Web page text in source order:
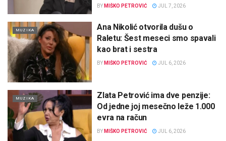
BY MIŠKO PETROVIĆ JUL 7, 2026
MUZIKA
Ana Nikolić otvorila dušu o
Raletu: Šest meseci smo spavali
kao brat i sestra
BY MIŠKO PETROVIĆ JUL 6, 2026
MUZIKA
Zlata Petrović ima dve penzije:
Od jedne joj mesečno leže 1.000
evra na račun
BY MIŠKO PETROVIĆ JUL 6, 2026